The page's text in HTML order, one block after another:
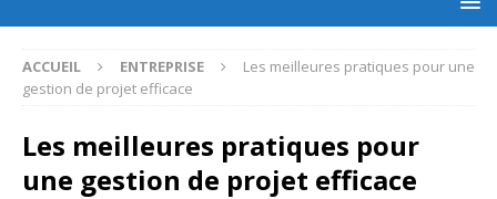
ACCUEIL ENTREPRISE
Les meilleures pratiques pour une
gestion de projet efficace
Les meilleures pratiques pour
une gestion de projet efficace